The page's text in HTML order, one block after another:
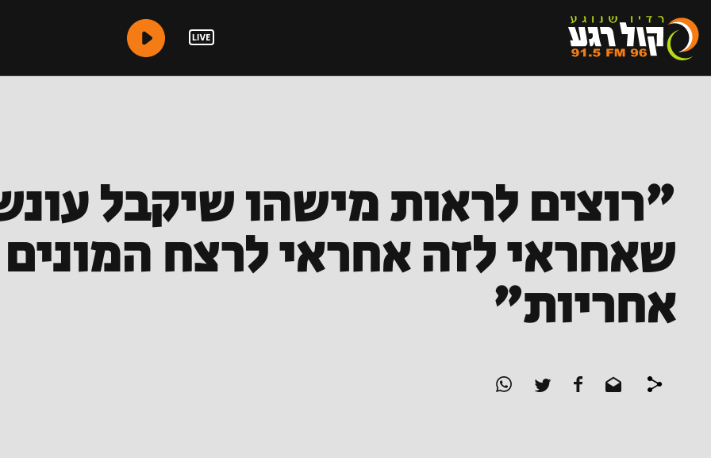
"רוצים לראות מישהו שיקבל
שאחראי לזה אחראי לרצח
אחריות"